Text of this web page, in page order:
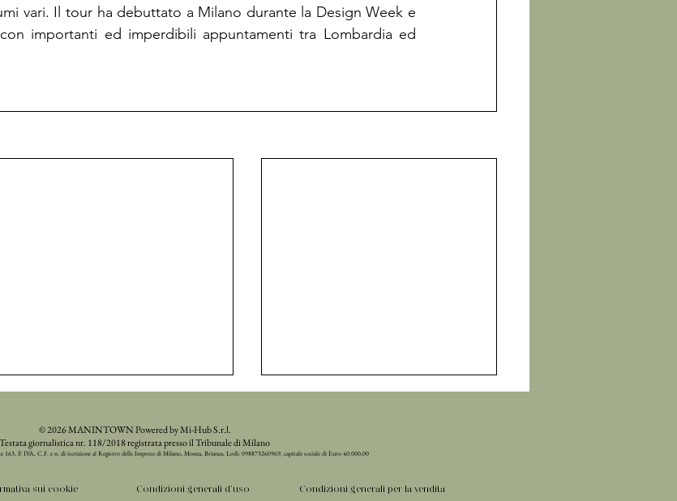
vari. Il tour ha debuttato a Milano durante la Design Week e
importanti ed imperdibili appuntamenti tra Lombardia ed
sui cookie Condizioni generali d'uso Condizioni generali per la vendita
© 2026 MANINTOWN Powered by Mi-Hub S.r.l.
Testata giornalistica nr. 118/2018 registrata presso il Tribunale di Milano
163, P. IVA, C.F. e n. di iscrizione al Registro delle Imprese di Milano, Monza, Brianza, Lodi: 098873260969, capitale sociale di Euro 40.000,00